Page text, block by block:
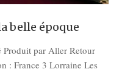
belle époque
par Aller Retour
: France 3 Lorraine Les